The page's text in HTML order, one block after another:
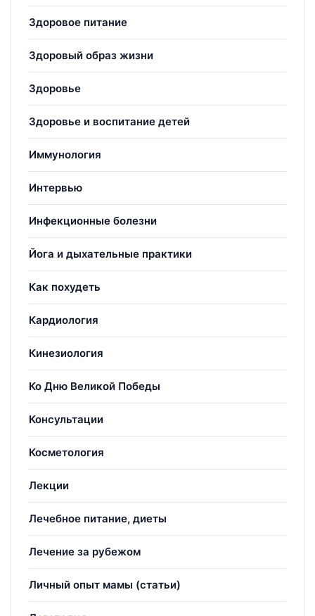
Здоровое питание
Здоровый образ жизни
Здоровье
Здоровье и воспитание детей
Иммунология
Интервью
Инфекционные болезни
Йога и дыхательные практики
Как похудеть
Кардиология
Кинезиология
Ко Дню Великой Победы
Консультации
Косметология
Лекции
Лечебное питание, диеты
Лечение за рубежом
Личный опыт мамы (статьи)